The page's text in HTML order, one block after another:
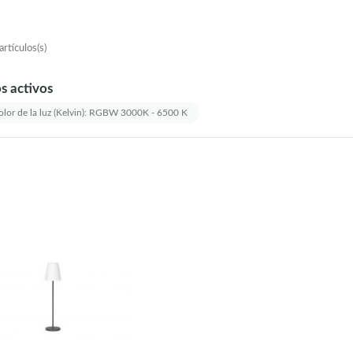
activos
de la luz (Kelvin): RGBW 3000K - 6500 K